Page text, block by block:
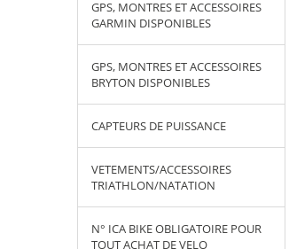
GPS, MONTRES ET ACCESSOIRES
GARMIN DISPONIBLES
GPS, MONTRES ET ACCESSOIRES
BRYTON DISPONIBLES
CAPTEURS DE PUISSANCE
VETEMENTS/ACCESSOIRES
TRIATHLON/NATATION
N° ICA BIKE OBLIGATOIRE POUR
TOUT ACHAT DE VELO